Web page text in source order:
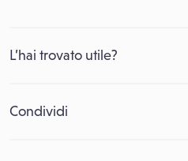
L’hai trovato utile?
Condividi